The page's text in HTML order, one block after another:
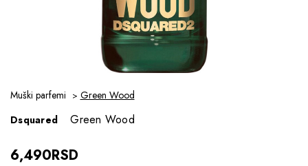
Muški parfemi
Green Wood
Dsquared
Green Wood
6,490RSD